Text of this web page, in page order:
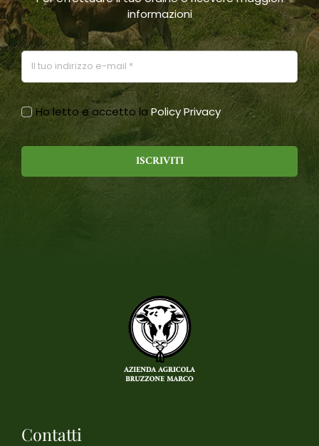
informazioni
Ho letto e accetto laPolicy Privacy
ISCRIVITI
Contatti